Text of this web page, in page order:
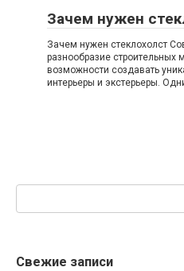
Зачем нужен
Зачем нужен стеклохолст
разнообразие строительных
возможности создавать
интерьеры и экстерьеры.
Свежие записи